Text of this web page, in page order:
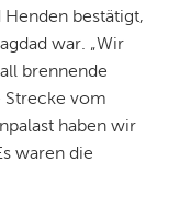
bestätigt,
war. „Wir
brennende
Strecke vom
haben wir
waren die